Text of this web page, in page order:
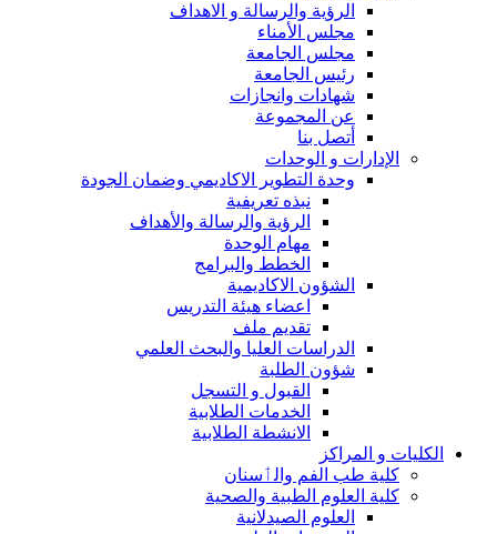
الرؤية والرسالة و الاهداف
مجلس الأمناء
مجلس الجامعة
رئيس الجامعة
شهادات وانجازات
عن المجموعة
أتصل بنا
الإدارات و الوحدات
وحدة التطوير الاكاديمي وضمان الجودة
نبذه تعريفية
الرؤية والرسالة والأهداف
مهام الوحدة
الخطط والبرامج
الشؤون الاكاديمية
اعضاء هيئة التدريس
تقديم ملف
الدراسات العليا والبحث العلمي
شؤون الطلبة
القبول و التسجل
الخدمات الطلابية
الانشطة الطلابية
الكليات و المراكز
كلية طب الفم والٲسنان
كلية العلوم الطبية والصحية
العلوم الصيدلانية